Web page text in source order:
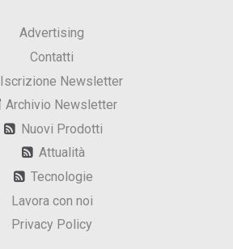
Advertising
Contatti
Iscrizione Newsletter
Archivio Newsletter
Nuovi Prodotti
Attualità
Tecnologie
Lavora con noi
Privacy Policy